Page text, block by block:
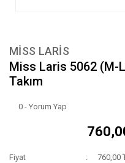
MİSS LARİS
Miss Laris 5062 (M-
Takım
0 - Yorum Yap
Fiyat
760,00